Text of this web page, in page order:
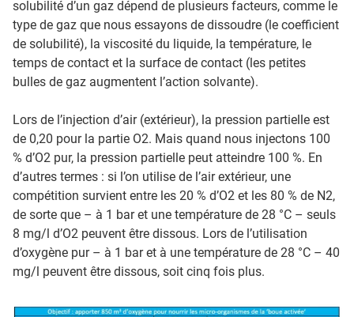
solubilité d’un gaz dépend de plusieurs facteurs, comme le
type de gaz que nous essayons de dissoudre (le coefficient
de solubilité), la viscosité du liquide, la température, le
temps de contact et la surface de contact (les petites
bulles de gaz augmentent l’action solvante).
Lors de l’injection d’air (extérieur), la pression partielle est
de 0,20 pour la partie O2. Mais quand nous injectons 100
% d’O2 pur, la pression partielle peut atteindre 100 %. En
d’autres termes : si l’on utilise de l’air extérieur, une
compétition survient entre les 20 % d’O2 et les 80 % de N2,
de sorte que – à 1 bar et une température de 28 °C – seuls
8 mg/l d’O2 peuvent être dissous. Lors de l’utilisation
d’oxygène pur – à 1 bar et à une température de 28 °C – 40
mg/l peuvent être dissous, soit cinq fois plus.